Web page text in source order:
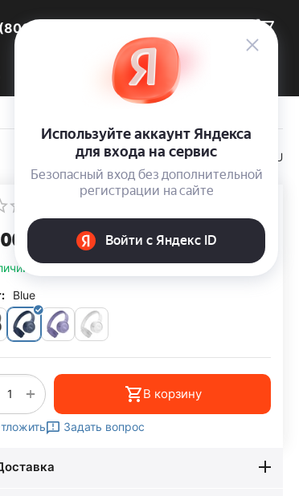
550-59-38
Все продукты JBL
КОД: JBLT520BTBLUEU
00
Blue
+ В корзину
Задать вопрос